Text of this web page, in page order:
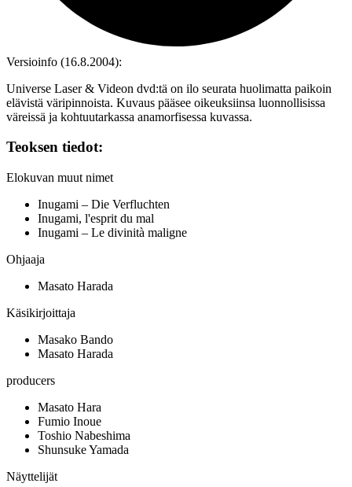
Versioinfo (16.8.2004):
Universe Laser & Videon dvd:tä on ilo seurata huolimatta paikoin
elävistä väripinnoista. Kuvaus pääsee oikeuksiinsa luonnollisissa
väreissä ja kohtuutarkassa anamorfisessa kuvassa.
Teoksen tiedot:
Elokuvan muut nimet
Inugami – Die Verfluchten
Inugami, l'esprit du mal
Inugami – Le divinità maligne
Ohjaaja
Masato Harada
Käsikirjoittaja
Masako Bando
Masato Harada
producers
Masato Hara
Fumio Inoue
Toshio Nabeshima
Shunsuke Yamada
Näyttelijät